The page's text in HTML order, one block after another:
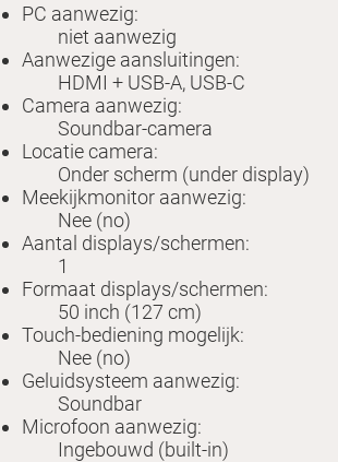
PC aanwezig:
niet aanwezig
Aanwezige aansluitingen:
HDMI + USB-A, USB-C
Camera aanwezig:
Soundbar-camera
Locatie camera:
Onder scherm (under display)
Meekijkmonitor aanwezig:
Nee (no)
Aantal displays/schermen:
1
Formaat displays/schermen:
50 inch (127 cm)
Touch-bediening mogelijk:
Nee (no)
Geluidsysteem aanwezig:
Soundbar
Microfoon aanwezig:
Ingebouwd (built-in)